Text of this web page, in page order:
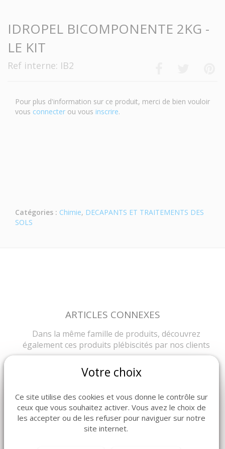
IDROPEL BICOMPONENTE 2KG -
LE KIT
Ref interne: IB2
Pour plus d'information sur ce produit, merci de bien vouloir
vous connecter ou vous inscrire.
Catégories : Chimie, DECAPANTS ET TRAITEMENTS DES
SOLS
ARTICLES CONNEXES
Dans la même famille de produits, découvrez
également ces produits plébiscités par nos clients
Votre choix
Ce site utilise des cookies et vous donne le contrôle sur
ceux que vous souhaitez activer. Vous avez le choix de
les accepter ou de les refuser pour naviguer sur notre
site internet.